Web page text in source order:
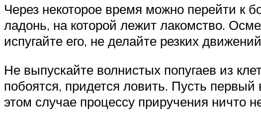
Через некоторое время можно перейти к
ладонь, на которой лежит лакомство.
испугайте его, не делайте резких
Не выпускайте волнистых попугаев из
побоятся, придется ловить. Пусть
этом случае процессу приручения ничто